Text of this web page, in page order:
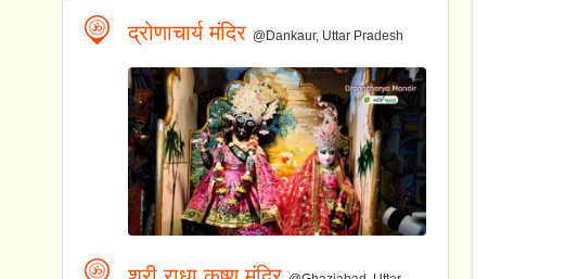
द्रोणाचार्य मंदिर @Dankaur, Uttar Pradesh